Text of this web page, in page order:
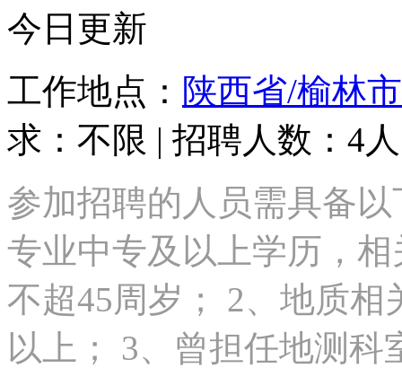
今日更新
工作地点： 陕西省/榆林市
求：不限 | 招聘人数：4人
参加招聘的人员需具备
专业中专及以上学历，
不超45周岁； 2、地质
以上； 3、曾担任地测